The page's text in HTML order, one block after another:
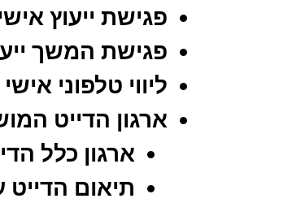
פגישת ייעוץ
פגישת המשך
ליווי טלפוני
ארגון הדייט
ארגון כלל
תיאום הדייט